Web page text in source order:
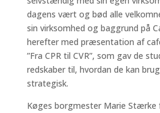
dagens vært og bød alle
sin virksomhed og baggrund på
herefter med præsentation af
”Fra CPR til CVR”, som gav de
redskaber til, hvordan de kan
strategisk.
Køges borgmester Marie